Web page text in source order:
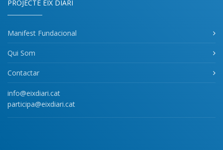
PROJECTE EIX DIARI
Manifest Fundacional
Qui Som
Contactar
info@eixdiari.cat
participa@eixdiari.cat